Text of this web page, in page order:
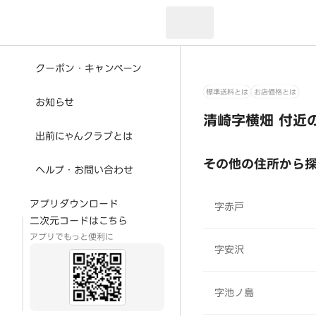
クーポン・キャンペーン
お知らせ
出前にゃんクラブとは
ヘルプ・お問い合わせ
アプリダウンロード
二次元コードはこちら
アプリでもっと便利に
標準送料とは お店価格とは
清崎字横畑 付近
その他の住所から
字赤戸
字安沢
字池ノ島